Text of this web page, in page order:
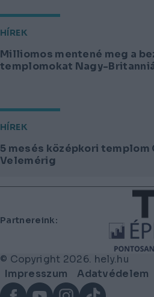
HÍREK
Milliomos mentené meg a
templomokat Nagy-
HÍREK
5 mesés középkori templom
Velemérig
Lábléc
Partnereink:
© Copyright 2026. hely.hu
Lábléc
menü
Impresszum Adatvédelem
FacebookYouTubeInstagram